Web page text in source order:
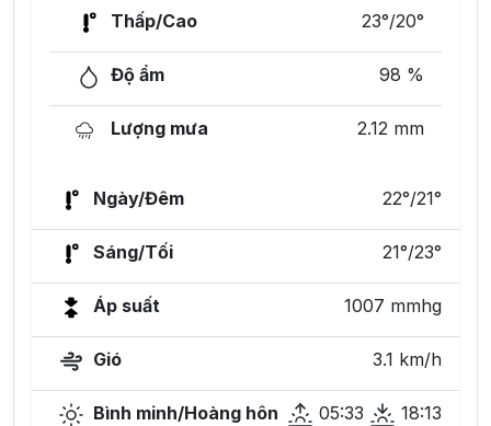
Thấp/Cao 23°/20°
Độ ẩm 98 %
Lượng mưa 2.12 mm
Ngày/Đêm 22°/21°
Sáng/Tối 21°/23°
Áp suất 1007 mmhg
Gió 3.1 km/h
Bình minh/Hoàng hôn 05:33 18:13